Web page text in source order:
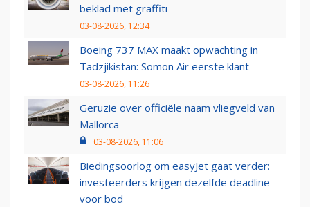
beklad met graffiti
03-08-2026, 12:34
Boeing 737 MAX maakt opwachting in
Tadzjikistan: Somon Air eerste klant
03-08-2026, 11:26
Geruzie over officiële naam vliegveld van
Mallorca
03-08-2026, 11:06
Biedingsoorlog om easyJet gaat verder:
investeerders krijgen dezelfde deadline
voor bod